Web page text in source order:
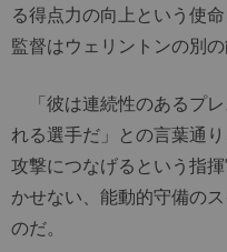
る得点力の向上という使
監督はウェリントンの別の
「彼は連続性のあるプ
れる選手だ」との言葉通
攻撃につなげるという指
かせない、能動的守備の
のだ。